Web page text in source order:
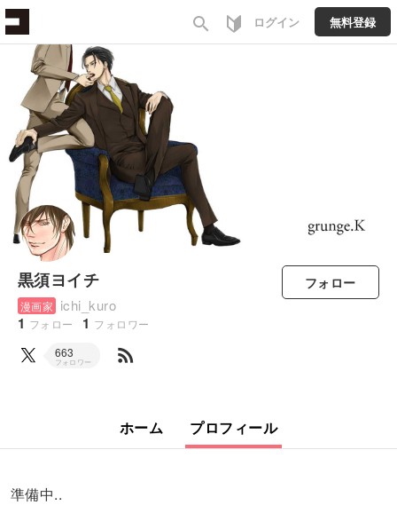
search ログイン 無料登録
黒須ヨイチ
漫画家 ichi_kuro
1 フォロー 1 フォロワー
フォロー
663
フォロワー rss_feed
ホーム プロフィール
準備中..